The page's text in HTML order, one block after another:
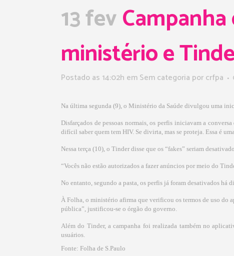
13 fev
ministério e
Postado as 14:02h em Sem categoria porcrfpa
Na última segunda (9), o Ministério da Saúde divulgou uma
Disfarçados de pessoas normais, os perfis iniciavam a
difícil saber quem tem HIV. Se divirta, mas se proteja. Essa é
Nessa terça (10), o Tinder disse que os “fakes” seriam
“Vocês não estão autorizados a fazer anúncios por meio do
No entanto, segundo a pasta, os perfis já foram desativados há
À Folha, o ministério afirma que verificou os termos de uso do
pública”, justificou-se o órgão do governo.
Além do Tinder, a campanha foi realizada também no
usuários.
Fonte: Folha de S.Paulo